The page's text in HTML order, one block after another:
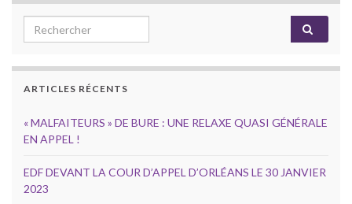
Search for:
ARTICLES RÉCENTS
« MALFAITEURS » DE BURE : UNE RELAXE QUASI GÉNÉRALE
EN APPEL !
EDF DEVANT LA COUR D’APPEL D’ORLÉANS LE 30 JANVIER
2023